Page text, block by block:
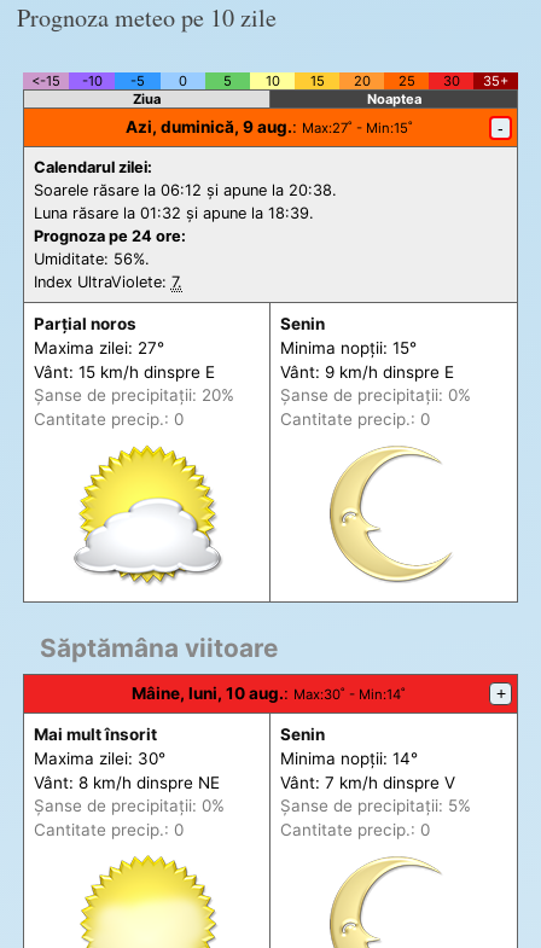
Prognoza meteo pe 10 zile
<-15 -10 -5 0 5 10 15 20 25 30
35+
Ziua
Noaptea
Azi, duminică, 9 aug.: Max:27˚ - Min:15˚ -
Calendarul zilei:
Soarele răsare la 06:12 și apune la 20:38.
Luna răsare la 01:32 și apune la 18:39.
Prognoza pe 24 ore:
Umiditate: 56%.
Index UltraViolete: 7.
Parțial noros
Maxima zilei: 27°
Vânt: 15 km/h dinspre E
Șanse de precipitații: 20%
Cantitate precip.: 0
Senin
Minima nopții: 15°
Vânt: 9 km/h dinspre E
Șanse de precipitații: 0%
Cantitate precip.: 0
Săptămâna viitoare
Mâine, luni, 10 aug.: Max:30˚ - Min:14˚ +
Mai mult însorit
Maxima zilei: 30°
Vânt: 8 km/h dinspre NE
Șanse de precipitații: 0%
Cantitate precip.: 0
Senin
Minima nopții: 14°
Vânt: 7 km/h dinspre V
Șanse de precipitații: 5%
Cantitate precip.: 0